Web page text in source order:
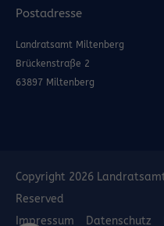
Postadresse
Landratsamt Miltenberg
Brückenstraße 2
63897 Miltenberg
Copyright 2026
Reserved
Impressum
Datenschutz